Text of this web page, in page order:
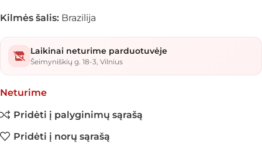
Kilmės šalis: Brazilija
Laikinai neturime parduotuvėje
Šeimyniškių g. 18-3, Vilnius
Neturime
Pridėti į palyginimų sąrašą
Pridėti į norų sąrašą